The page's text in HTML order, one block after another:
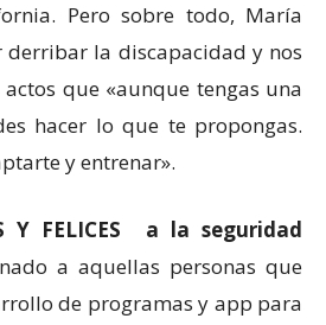
Pero sobre todo, María
la discapacidad y nos
que «aunque tengas una
hacer lo que te propongas.
y entrenar».
Y FELICES a la seguridad
a aquellas personas que
de programas y app para